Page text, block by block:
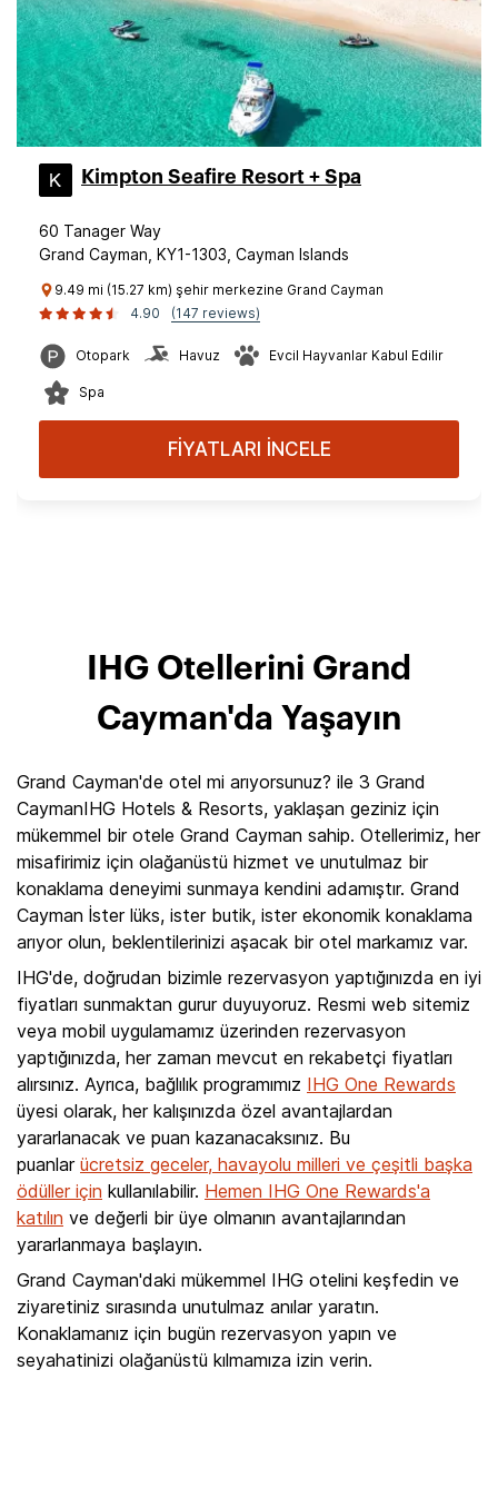
Kimpton Seafire Resort + Spa
60 Tanager Way
Grand Cayman, KY1-1303, Cayman Islands
9.49 mi (15.27 km) şehir merkezine Grand Cayman
4.90
(147 reviews)
Otopark Havuz Evcil Hayvanlar Kabul Edilir
Spa
FİYATLARI İNCELE
IHG Otellerini Grand
Cayman'da Yaşayın
Grand Cayman'de otel mi arıyorsunuz? ile 3 Grand
CaymanIHG Hotels & Resorts, yaklaşan geziniz için
mükemmel bir otele Grand Cayman sahip. Otellerimiz, her
misafirimiz için olağanüstü hizmet ve unutulmaz bir
konaklama deneyimi sunmaya kendini adamıştır. Grand
Cayman İster lüks, ister butik, ister ekonomik konaklama
arıyor olun, beklentilerinizi aşacak bir otel markamız var.
IHG'de, doğrudan bizimle rezervasyon yaptığınızda en iyi
fiyatları sunmaktan gurur duyuyoruz. Resmi web sitemiz
veya mobil uygulamamız üzerinden rezervasyon
yaptığınızda, her zaman mevcut en rekabetçi fiyatları
alırsınız. Ayrıca, bağlılık programımız IHG One Rewards
üyesi olarak, her kalışınızda özel avantajlardan
yararlanacak ve puan kazanacaksınız. Bu
puanlar ücretsiz geceler, havayolu milleri ve çeşitli başka
ödüller için kullanılabilir. Hemen IHG One Rewards'a
katılın ve değerli bir üye olmanın avantajlarından
yararlanmaya başlayın.
Grand Cayman'daki mükemmel IHG otelini keşfedin ve
ziyaretiniz sırasında unutulmaz anılar yaratın.
Konaklamanız için bugün rezervasyon yapın ve
seyahatinizi olağanüstü kılmamıza izin verin.